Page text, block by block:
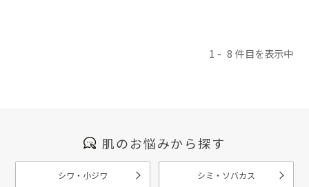
1 8
肌のお悩みから探す
シワ・小ジワ シミ・ソバカス